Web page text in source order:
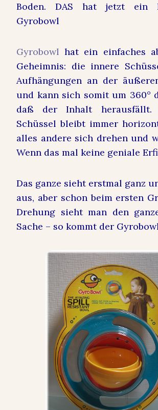
Boden. DAS hat jetzt ein
Gyrobowl
Gyrobowlhat ein einfaches
Geheimnis: die innere
Aufhängungen an der
und kann sich somit um 360°
daß der Inhalt herausfällt.
Schüssel bleibt immer
alles andere sich drehen und
Wenn das mal keine geniale
Das ganze sieht erstmal ganz
aus, aber schon beim ersten
Drehung sieht man den
Sache – so kommt der